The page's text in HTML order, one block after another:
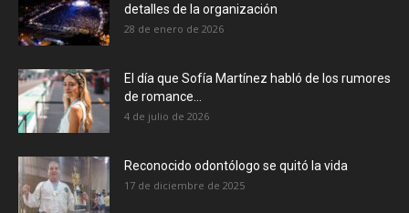
detalles de la organización
28 de enero de 2026
El día que Sofía Martínez habló de los rumores
de romance...
4 de julio de 2026
Reconocido odontólogo se quitó la vida
17 de diciembre de 2025